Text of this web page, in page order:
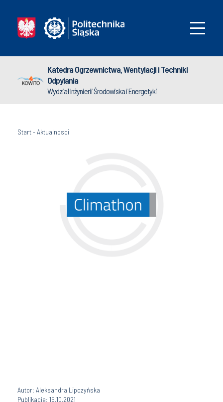
Katedra Ogrzewnictwa, Wentylacji i Techniki
Odpylania
Wydział Inżynierii Środowiska i Energetyki
Start-Aktualnosci
Autor: Aleksandra Lipczyńska
Publikacja: 15.10.2021